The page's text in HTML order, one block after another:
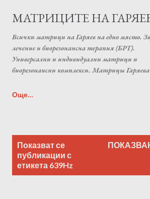
Пропускане към основното
МАТРИЦИТЕ НА
Всички матрици на Гаряев на едно място.
лечение и биорезонансна терапия (БРТ).
Универсални и индивидуални матрици и
биорезонансни комплекси. Матрицы Гаряева
Още…
Laboratory (Individual programs
Показват се
публикации с
етикета 639Hz